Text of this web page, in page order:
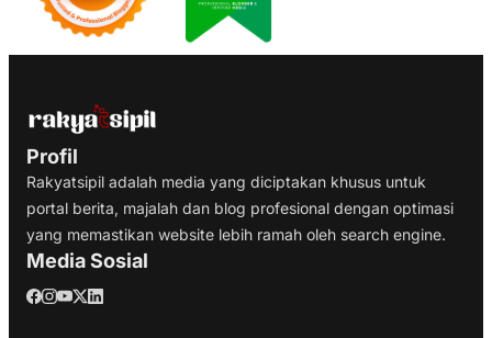
Profil
Rakyatsipil adalah media yang diciptakan khusus untuk
portal berita, majalah dan blog profesional dengan optimasi
yang memastikan website lebih ramah oleh search engine.
Media Sosial